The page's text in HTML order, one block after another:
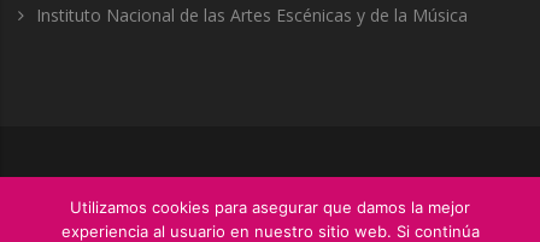
Instituto Nacional de las Artes Escénicas y de la Música
Utilizamos cookies para asegurar que damos la mejor
experiencia al usuario en nuestro sitio web. Si continúa